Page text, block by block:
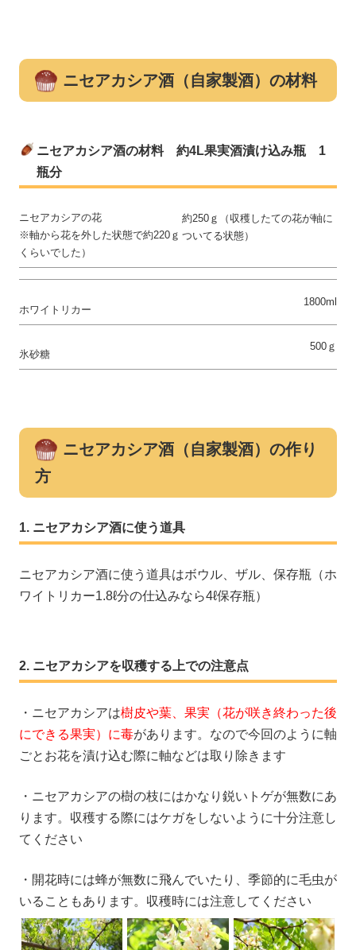
ニセアカシア酒（自家製酒）の材料
ニセアカシア酒の材料 約4L果実酒漬け込み瓶 1
瓶分
ニセアカシアの花
※軸から花を外した状態で約220ｇ
くらいでした）
約250ｇ（収穫したての花が軸に
ついてる状態）
ホワイトリカー
1800ml
氷砂糖
500ｇ
ニセアカシア酒（自家製酒）の作り
方
ニセアカシア酒に使う道具
ニセアカシア酒に使う道具はボウル、ザル、保存瓶（ホ
ワイトリカー1.8ℓ分の仕込みなら4ℓ保存瓶）
ニセアカシアを収穫する上での注意点
・ニセアカシアは樹皮や葉、果実（花が咲き終わった後
にできる果実）に毒があります。なので今回のように軸
ごとお花を漬け込む際に軸などは取り除きます
・ニセアカシアの樹の枝にはかなり鋭いトゲが無数にあ
ります。収穫する際にはケガをしないように十分注意し
てください
・開花時には蜂が無数に飛んでいたり、季節的に毛虫が
いることもあります。収穫時には注意してください